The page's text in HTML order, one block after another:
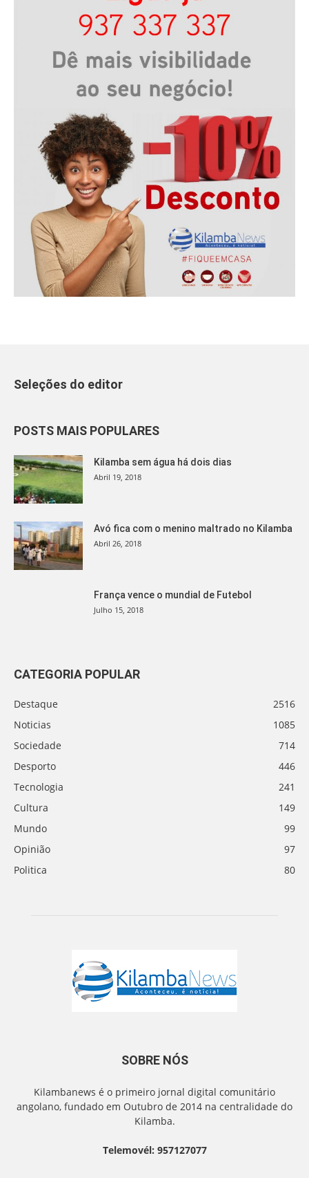
Seleções do editor
POSTS MAIS POPULARES
Kilamba sem água há dois dias
Abril 19, 2018
Avó fica com o menino maltrado no Kilamba
Abril 26, 2018
França vence o mundial de Futebol
Julho 15, 2018
CATEGORIA POPULAR
Destaque
2516
Noticias
1085
Sociedade
714
Desporto
446
Tecnologia
241
Cultura
149
Mundo
99
Opinião
97
Politica
80
SOBRE NÓS
Kilambanews é o primeiro jornal digital comunitário
angolano, fundado em Outubro de 2014 na centralidade do
Kilamba.
Telemovél: 957127077